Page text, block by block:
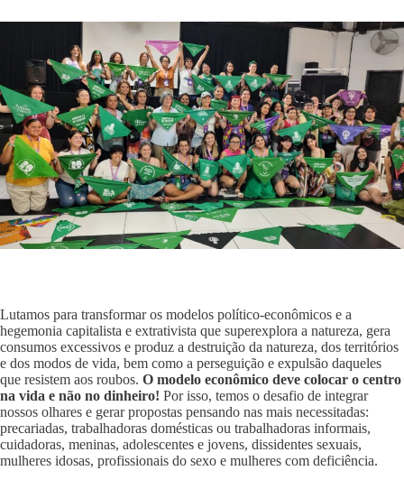
Lutamos para transformar os modelos político-econômicos e a
hegemonia capitalista e extrativista que superexplora a natureza, gera
consumos excessivos e produz a destruição da natureza, dos territórios
e dos modos de vida, bem como a perseguição e expulsão daqueles
que resistem aos roubos. O modelo econômico deve colocar o centro
na vida e não no dinheiro! Por isso, temos o desafio de integrar
nossos olhares e gerar propostas pensando nas mais necessitadas:
precariadas, trabalhadoras domésticas ou trabalhadoras informais,
cuidadoras, meninas, adolescentes e jovens, dissidentes sexuais,
mulheres idosas, profissionais do sexo e mulheres com deficiência.